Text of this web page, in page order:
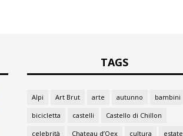
TAGS
Alpi Art Brut arte autunno bambini
bicicletta castelli Castello di Chillon
celebrità Chateau d’Oex cultura estate